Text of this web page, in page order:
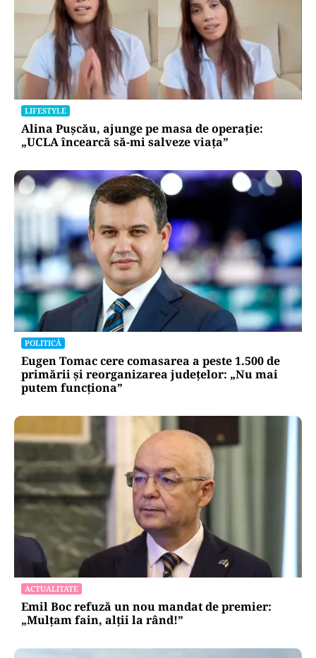
LIFESTYLE
Alina Pușcău, ajunge pe masa de operație:
„UCLA încearcă să-mi salveze viața”
POLITICĂ
Eugen Tomac cere comasarea a peste 1.500 de
primării și reorganizarea județelor: „Nu mai
putem funcționa”
ACTUALITATE
Emil Boc refuză un nou mandat de premier:
„Mulțam fain, alții la rând!”